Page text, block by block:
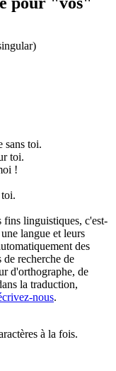
sans toi.
toi.
!
toi.
fins linguistiques, c'est-
langue et leurs
des
de recherche de
d'orthographe, de
la traduction,
nous.
à la fois.